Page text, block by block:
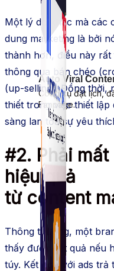
Auto Viral
Công cụ đặt lịch,
Fanpage.
Một lý do khác mà các
dung marketing là bởi
thành hơn, điều này
thông qua bán chéo
(up-selling). Đồng thời,
thiết trong việcthiết lập
sàng lan tỏa sự yêu
#2. Phải
hiệu quả
từ content
Thông thường, một
thấy được kết quả nếu
túy. Kết hợp với ads trả